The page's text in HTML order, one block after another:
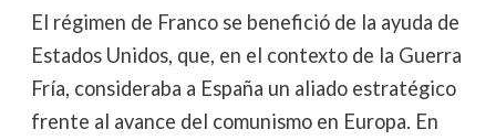
El régimen de Franco se benefició de la ayuda de
Estados Unidos, que, en el contexto de la Guerra
Fría, consideraba a España un aliado estratégico
frente al avance del comunismo en Europa. En